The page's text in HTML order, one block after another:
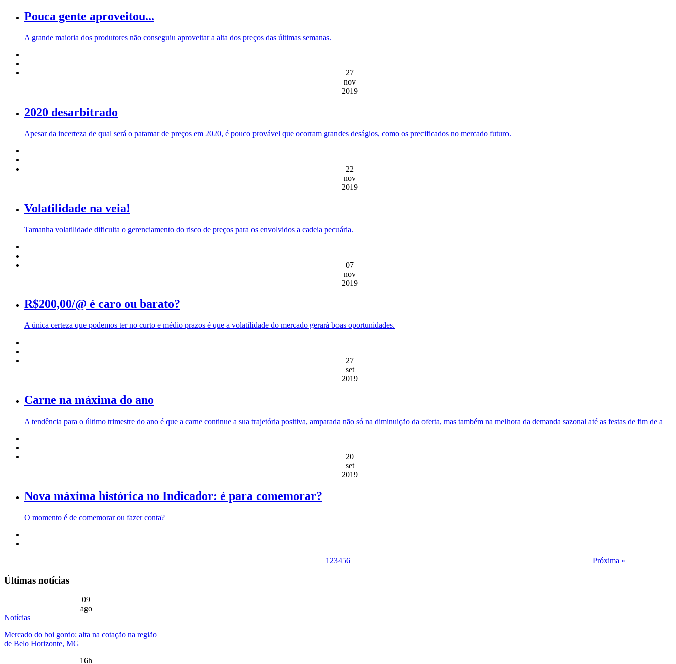
Pouca gente aproveitou...
A grande maioria dos produtores não conseguiu aproveitar a alta dos preços das últimas semanas.
27
nov
2019
2020 desarbitrado
Apesar da incerteza de qual será o patamar de preços em 2020, é pouco provável que ocorram grandes deságios, como os precificados no mercado futuro.
22
nov
2019
Volatilidade na veia!
Tamanha volatilidade dificulta o gerenciamento do risco de preços para os envolvidos a cadeia pecuária.
07
nov
2019
R$200,00/@ é caro ou barato?
A única certeza que podemos ter no curto e médio prazos é que a volatilidade do mercado gerará boas oportunidades.
27
set
2019
Carne na máxima do ano
A tendência para o último trimestre do ano é que a carne continue a sua trajetória positiva, amparada não só na diminuição da oferta, mas também na melhora da demanda sazonal até as festas de fim de a
20
set
2019
Nova máxima histórica no Indicador: é para comemorar?
O momento é de comemorar ou fazer conta?
1 23456 Próxima »
Últimas notícias
09
ago
Notícias
Mercado do boi gordo: alta na cotação na região
de Belo Horizonte, MG
16h